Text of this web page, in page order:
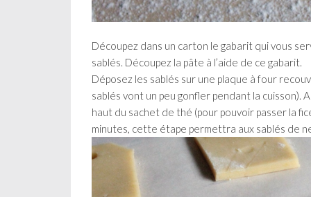
Découpez dans un carton le gabarit qui vous
sablés. Découpez la pâte à l’aide de ce gabarit.
Déposez les sablés sur une plaque à four
sablés vont un peu gonfler pendant la cuisson).
haut du sachet de thé (pour pouvoir passer la
minutes, cette étape permettra aux sablés de